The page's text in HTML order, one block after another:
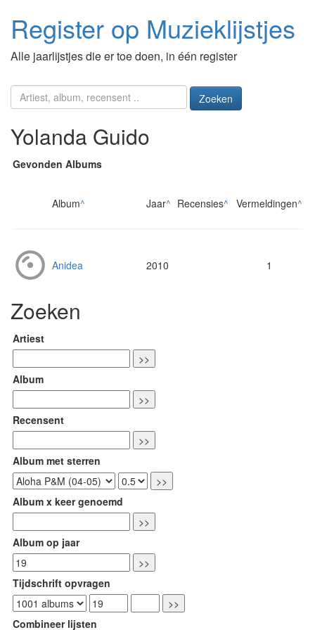
Register op Muzieklijstjes
Alle jaarlijstjes die er toe doen, in één register
Zoeken
Yolanda Guido
Gevonden Albums
Album^ Jaar^ Recensies^ Vermeldingen^
Anidea 2010 1
Zoeken
Artiest
Album
Recensent
Album met sterren
Album x keer genoemd
Album op jaar
Tijdschrift opvragen
Combineer lijsten